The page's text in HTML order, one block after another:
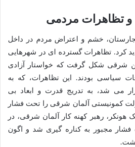
تظاهرات مردمی
خشم و اعتراض مردم در داخل
کرد. تظاهرات گسترده ای در شهرهایی
شرقی شکل گرفت که خواستار آزادی
سیاسی بودند. این تظاهرات، که به
می شد، به تدریج قدرت و ابعاد بی
کمونیستی آلمان شرقی را تحت فشار
هونکر، رهبر کهنه کار آلمان شرقی، در
۱۹۸۹ تحت فشار مجبور به کناره گیری شد و اگون